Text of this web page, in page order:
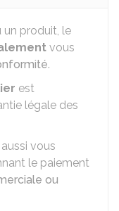
un produit, le
vous
.
est
légale des
vous
le paiement
ou